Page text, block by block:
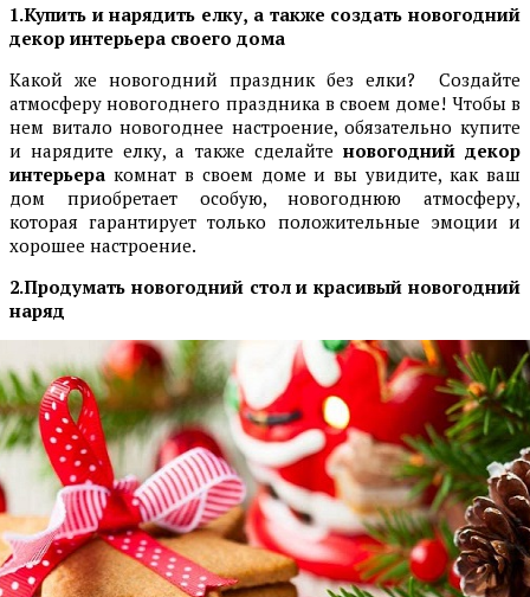
1.Купить и нарядить елку, а также создать новогодний
декор интерьера своего дома
Какой же новогодний праздник без елки? Создайте
атмосферу новогоднего праздника в своем доме! Чтобы в
нем витало новогоднее настроение, обязательно купите
и нарядите елку, а также сделайте новогодний декор
интерьера комнат в своем доме и вы увидите, как ваш
дом приобретает особую, новогоднюю атмосферу,
которая гарантирует только положительные эмоции и
хорошее настроение.
2.Продумать новогодний стол и красивый новогодний
наряд